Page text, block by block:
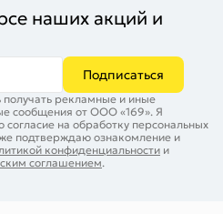
наших акций и
Подписаться
получать рекламные и иные
сообщения от ООО «169». Я
согласие на обработку персональных
подтверждаю ознакомление и
конфиденциальности и
соглашением.